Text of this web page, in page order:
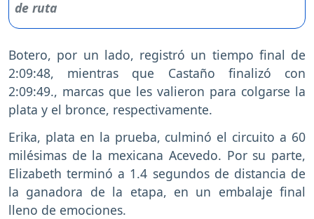
Botero, por un lado, registró un tiempo final de
2:09:48, mientras que Castaño finalizó con
2:09:49., marcas que les valieron para colgarse la
plata y el bronce, respectivamente.
Erika, plata en la prueba, culminó el circuito a 60
milésimas de la mexicana Acevedo. Por su parte,
Elizabeth terminó a 1.4 segundos de distancia de
la ganadora de la etapa, en un embalaje final
lleno de emociones.